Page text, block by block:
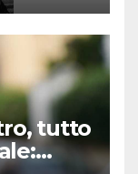
tutto